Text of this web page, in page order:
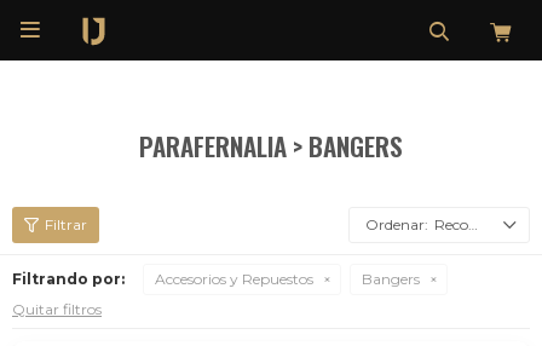

PARAFERNALIA > BANGERS
Recomendados
Filtrando por: Accesorios y Repuestos
Bangers
Quitar filtros